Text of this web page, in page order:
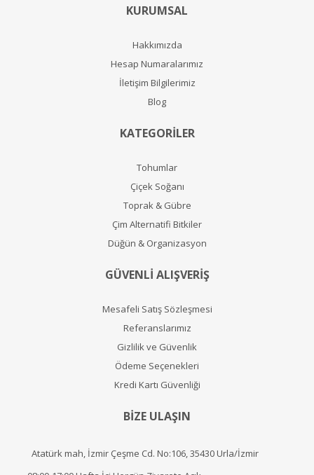
KURUMSAL
Hakkımızda
Hesap Numaralarımız
İletişim Bilgilerimiz
Blog
KATEGORİLER
Tohumlar
Çiçek Soğanı
Toprak & Gübre
Çim Alternatifi Bitkiler
Düğün & Organizasyon
GÜVENLİ ALIŞVERİŞ
Mesafeli Satış Sözleşmesi
Referanslarımız
Gizlilik ve Güvenlik
Ödeme Seçenekleri
Kredi Kartı Güvenliği
BİZE ULAŞIN
Atatürk mah, İzmir Çeşme Cd. No:106, 35430 Urla/İzmir